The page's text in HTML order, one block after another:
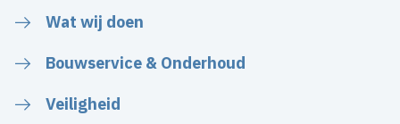
Wat wij doen
Bouwservice & Onderhoud
Veiligheid